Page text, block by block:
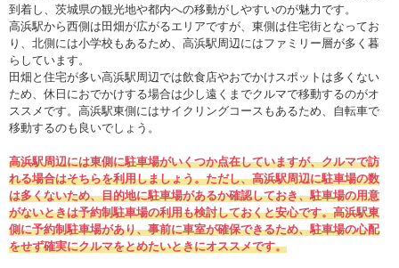
到着し、茨城県の観光地や都内への移動がしやすいのが魅力です。
高浜駅から西側は田畑が広がるエリアですが、東側は住宅街となってお
り、北側には小学校もあるため、高浜駅周辺にはファミリー層が多く暮
らしています。
田畑と住宅が多い高浜駅周辺では飲食店やおでかけスポットは多くない
ため、休日におでかけする場合は少し遠くまでクルマで移動するのがオ
ススメです。高浜駅東側にはサイクリングコースもあるため、自転車で
移動するのも良いでしょう。
高浜駅周辺には東側に駐車場がいくつか点在していますが、クルマで訪
れる場合はそちらを利用しましょう。ただし、高浜駅周辺に駐車場の数
は多くないため、目的地に駐車場があるか確認しておき、駐車場の用意
がないときは予約制駐車場の利用も検討しておくと安心です。高浜駅東
側に予約制駐車場があり、事前に車室が確保できるため、駐車場の心配
をせず確実にクルマをとめたいときにオススメです。